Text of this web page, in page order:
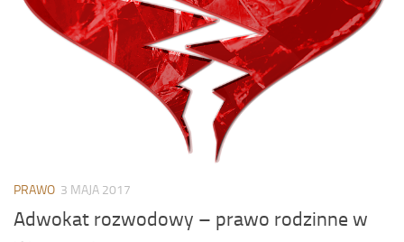
PRAWO 3 MAJA 2017
Adwokat rozwodowy – prawo rodzinne w